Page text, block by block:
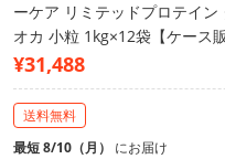
ーケア リミテッドプロテイン
オカ 小粒 1kg×12袋【ケース販
¥31,488
送料無料
最短 8/10（月） にお届け